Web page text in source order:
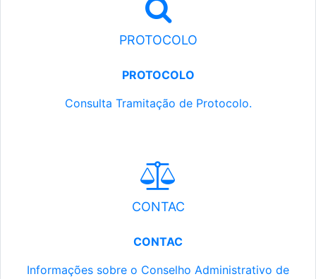
PROTOCOLO
PROTOCOLO
Consulta Tramitação de Protocolo.
CONTAC
CONTAC
Informações sobre o Conselho Administrativo de